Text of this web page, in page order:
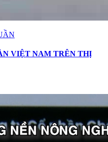
VIỆT NAM TRÊN THỊ